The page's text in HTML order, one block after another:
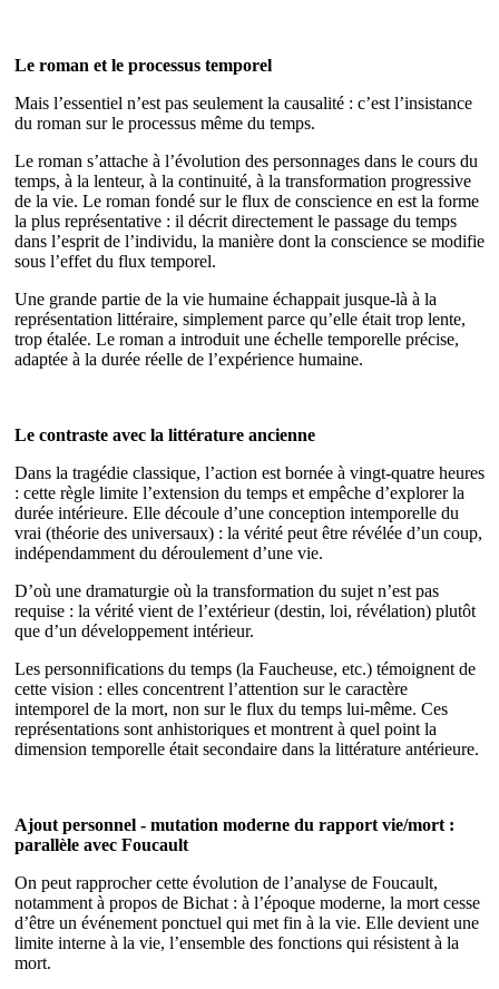
Le roman et le processus temporel
Mais l’essentiel n’est pas seulement la causalité : c’est l’insistance
du roman sur le processus même du temps.
Le roman s’attache à l’évolution des personnages dans le cours du
temps, à la lenteur, à la continuité, à la transformation progressive
de la vie. Le roman fondé sur le flux de conscience en est la forme
la plus représentative : il décrit directement le passage du temps
dans l’esprit de l’individu, la manière dont la conscience se modifie
sous l’effet du flux temporel.
Une grande partie de la vie humaine échappait jusque-là à la
représentation littéraire, simplement parce qu’elle était trop lente,
trop étalée. Le roman a introduit une échelle temporelle précise,
adaptée à la durée réelle de l’expérience humaine.
Le contraste avec la littérature ancienne
Dans la tragédie classique, l’action est bornée à vingt-quatre heures
: cette règle limite l’extension du temps et empêche d’explorer la
durée intérieure. Elle découle d’une conception intemporelle du
vrai (théorie des universaux) : la vérité peut être révélée d’un coup,
indépendamment du déroulement d’une vie.
D’où une dramaturgie où la transformation du sujet n’est pas
requise : la vérité vient de l’extérieur (destin, loi, révélation) plutôt
que d’un développement intérieur.
Les personnifications du temps (la Faucheuse, etc.) témoignent de
cette vision : elles concentrent l’attention sur le caractère
intemporel de la mort, non sur le flux du temps lui-même. Ces
représentations sont anhistoriques et montrent à quel point la
dimension temporelle était secondaire dans la littérature antérieure.
Ajout personnel - mutation moderne du rapport vie/mort :
parallèle avec Foucault
On peut rapprocher cette évolution de l’analyse de Foucault,
notamment à propos de Bichat : à l’époque moderne, la mort cesse
d’être un événement ponctuel qui met fin à la vie. Elle devient une
limite interne à la vie, l’ensemble des fonctions qui résistent à la
mort.